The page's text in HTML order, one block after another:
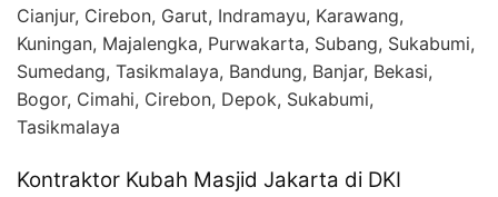
Cianjur, Cirebon, Garut, Indramayu, Karawang,
Kuningan, Majalengka, Purwakarta, Subang, Sukabumi,
Sumedang, Tasikmalaya, Bandung, Banjar, Bekasi,
Bogor, Cimahi, Cirebon, Depok, Sukabumi,
Tasikmalaya
Kontraktor Kubah Masjid Jakarta di DKI